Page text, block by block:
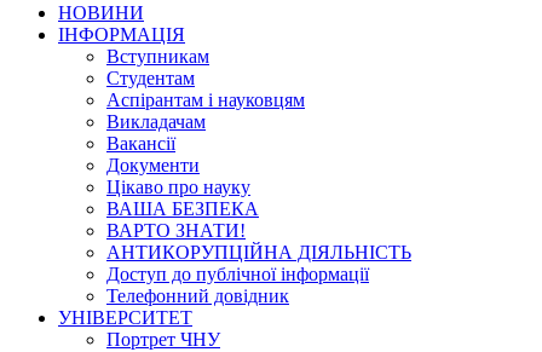
НОВИНИ
ІНФОРМАЦІЯ
Вступникам
Студентам
Аспірантам і науковцям
Викладачам
Вакансії
Документи
Цікаво про науку
ВАША БЕЗПЕКА
ВАРТО ЗНАТИ!
АНТИКОРУПЦІЙНА ДІЯЛЬНІСТЬ
Доступ до публічної інформації
Телефонний довідник
УНІВЕРСИТЕТ
Портрет ЧНУ